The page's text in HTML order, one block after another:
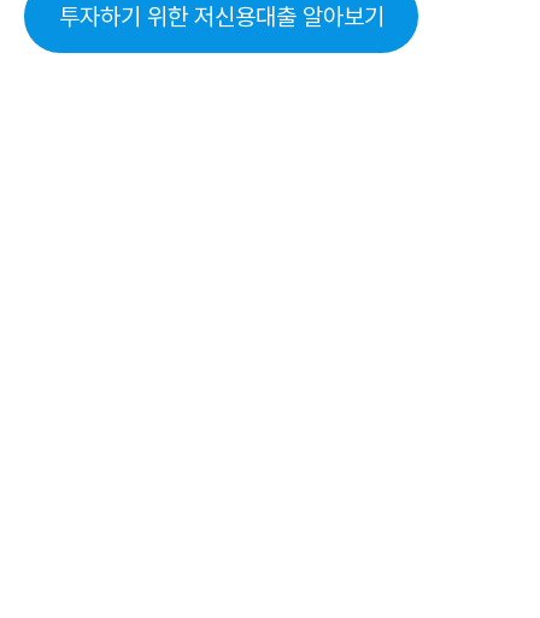
투자하기 위한 저신용대출 알아보기